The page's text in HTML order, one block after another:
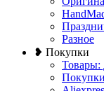
Разное
❥ Покупки